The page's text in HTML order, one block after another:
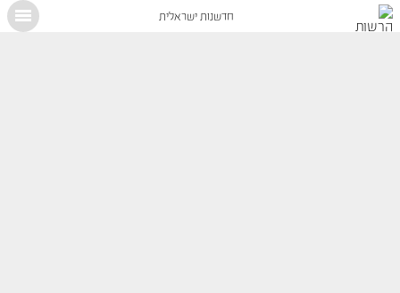
חדשנות ישראלית
X